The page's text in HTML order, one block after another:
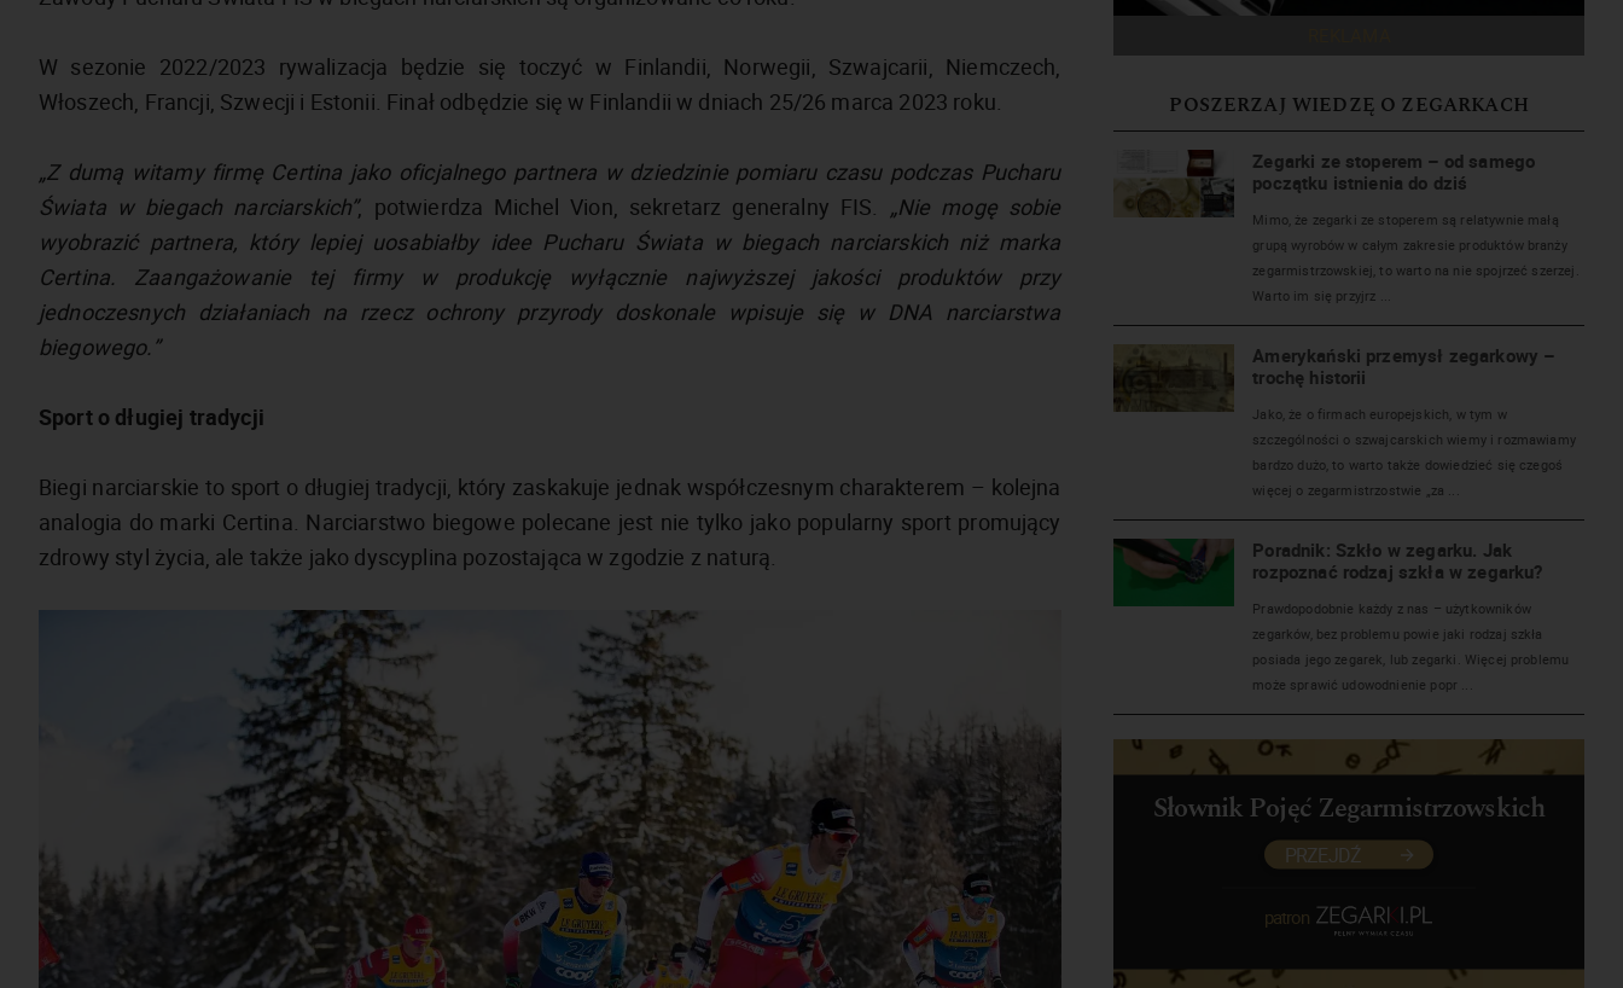
W sezonie 2022/2023 rywalizacja będzie się toczyć w Finlandii, Norwegii, Szwajcarii, Niemczech,
Włoszech, Francji, Szwecji i Estonii. Finał odbędzie się w Finlandii w dniach 25/26 marca 2023 roku.
„Z dumą witamy firmę Certina jako oficjalnego partnera w dziedzinie pomiaru czasu podczas Pucharu
Świata w biegach narciarskich”, potwierdza Michel Vion, sekretarz generalny FIS. „Nie mogę sobie
wyobrazić partnera, który lepiej uosabiałby idee Pucharu Świata w biegach narciarskich niż marka
Certina. Zaangażowanie tej firmy w produkcję wyłącznie najwyższej jakości produktów przy
jednoczesnych działaniach na rzecz ochrony przyrody doskonale wpisuje się w DNA narciarstwa
biegowego.”
Sport o długiej tradycji
Biegi narciarskie to sport o długiej tradycji, który zaskakuje jednak współczesnym charakterem – kolejna
analogia do marki Certina. Narciarstwo biegowe polecane jest nie tylko jako popularny sport promujący
zdrowy styl życia, ale także jako dyscyplina pozostająca w zgodzie z naturą.
POSZERZAJ WIEDZĘ O ZEGARKACH
Zegarki ze stoperem – od samego
początku istnienia do dziś
Mimo, że zegarki ze stoperem są relatywnie małą
grupą wyrobów w całym zakresie produktów branży
zegarmistrzowskiej, to warto na nie spojrzeć szerzej.
Warto im się przyjrz ...
Amerykański przemysł zegarkowy –
trochę historii
Jako, że o firmach europejskich, w tym w
szczególności o szwajcarskich wiemy i rozmawiamy
bardzo dużo, to warto także dowiedzieć się czegoś
więcej o zegarmistrzostwie „za ...
Poradnik: Szkło w zegarku. Jak
rozpoznać rodzaj szkła w zegarku?
Prawdopodobnie każdy z nas – użytkowników
zegarków, bez problemu powie jaki rodzaj szkła
posiada jego zegarek, lub zegarki. Więcej problemu
może sprawić udowodnienie popr ...
Słownik Pojęć Zegarmistrzowskich
PRZEJDŹ
patron